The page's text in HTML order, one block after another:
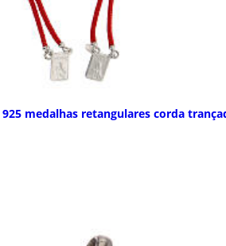
medalhas retangulares corda